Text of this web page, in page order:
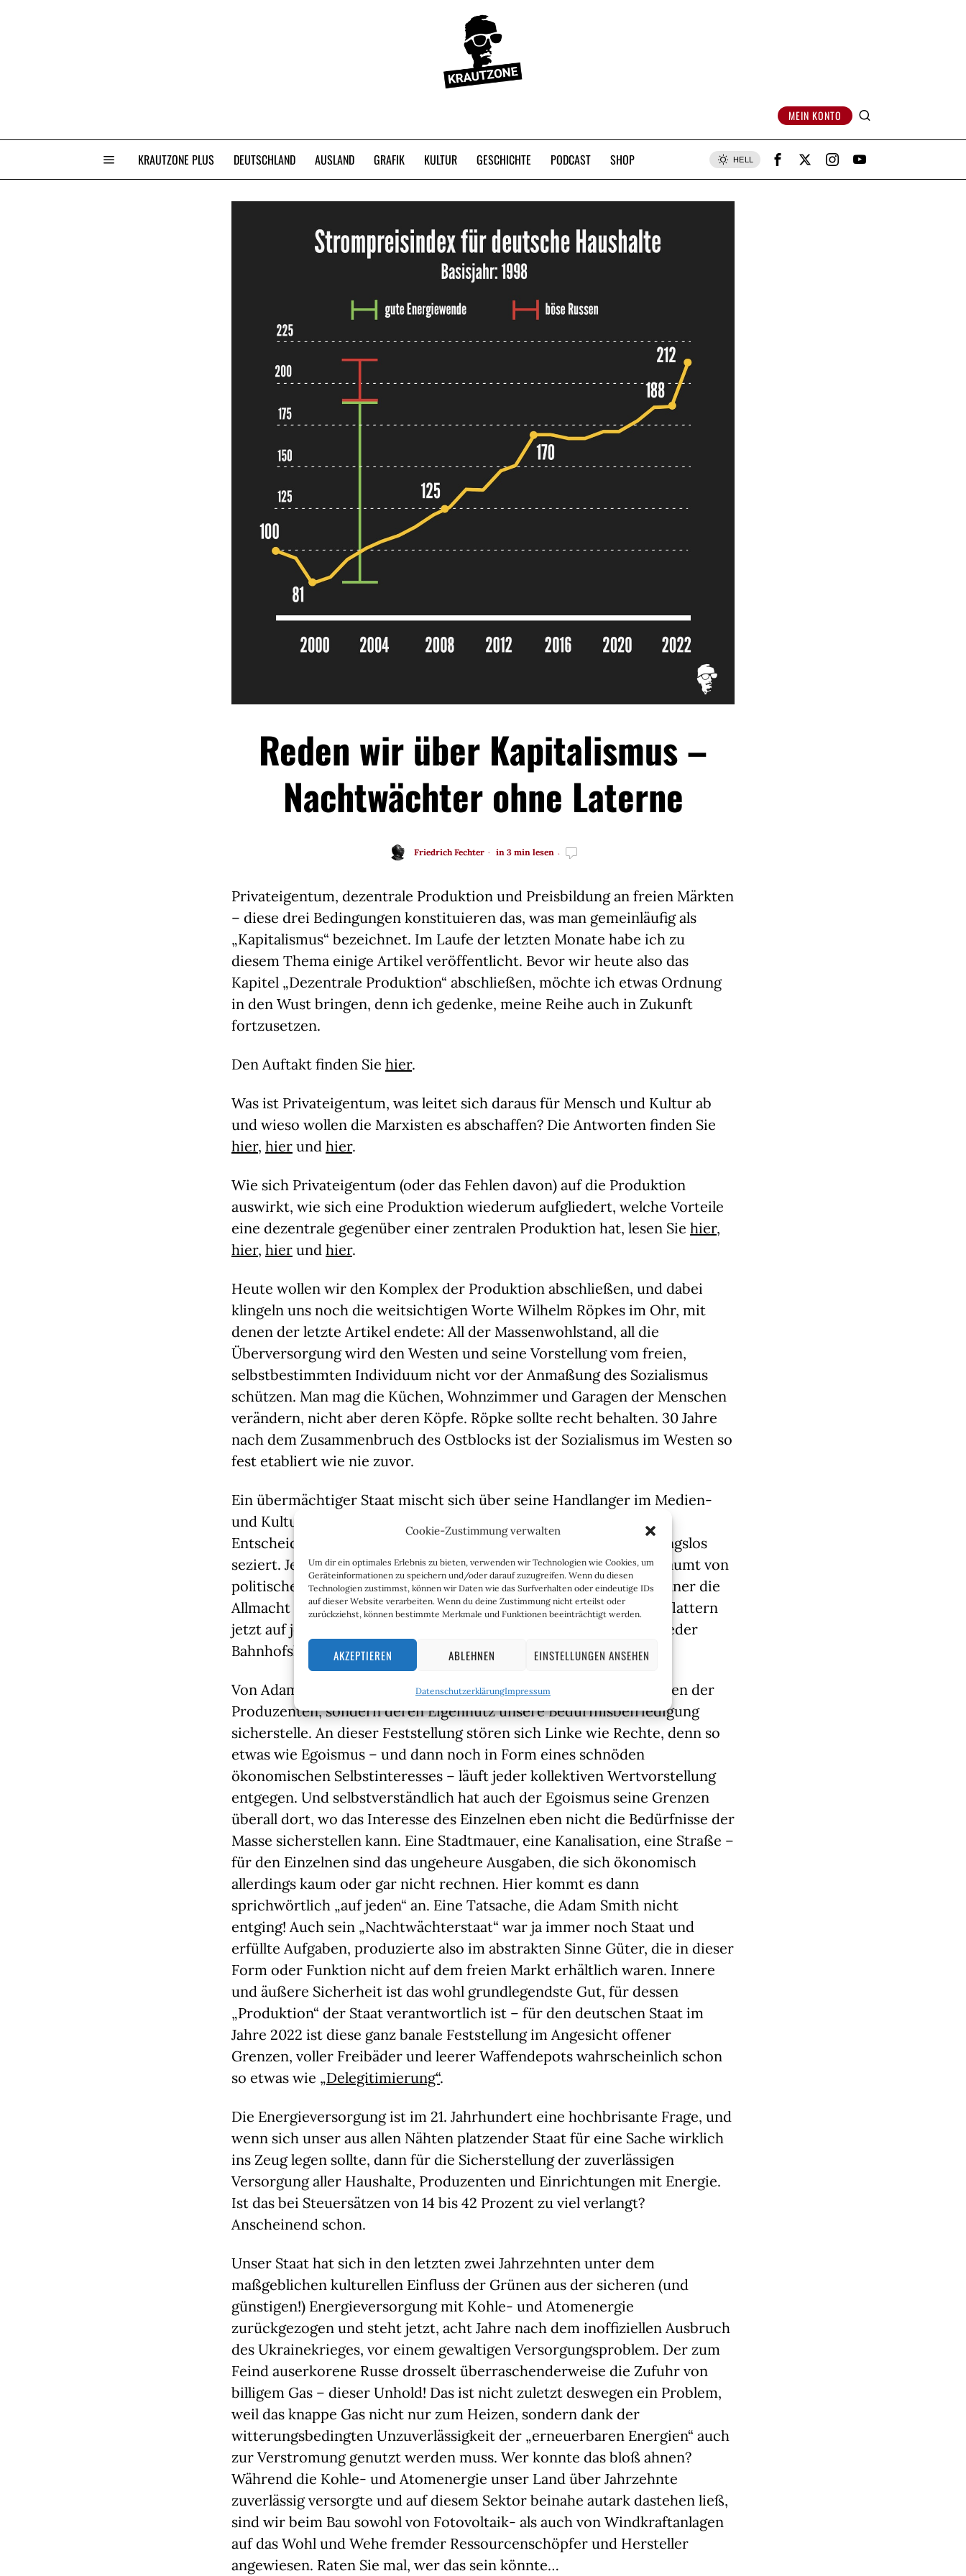
Cookie-Zustimmung verwalten
Um dir ein optimales Erlebnis zu bieten, verwenden wir Technologien wie Cookies, um
Geräteinformationen zu speichern und/oder darauf zuzugreifen. Wenn du diesen
Technologien zustimmst, können wir Daten wie das Surfverhalten oder eindeutige IDs
auf dieser Website verarbeiten. Wenn du deine Zustimmung nicht erteilst oder
zurückziehst, können bestimmte Merkmale und Funktionen beeinträchtigt werden.
AKZEPTIEREN ABLEHNEN EINSTELLUNGEN ANSEHEN
DatenschutzerklärungImpressum
MEIN KONTO
KRAUTZONE PLUS DEUTSCHLAND AUSLAND GRAFIK KULTUR GESCHICHTE PODCAST SHOP HELL
Reden wir über Kapitalismus –
Nachtwächter ohne Laterne
Friedrich Fechter in 3 min lesen
Privateigentum, dezentrale Produktion und Preisbildung an freien Märkten
– diese drei Bedingungen konstituieren das, was man gemeinläufig als
„Kapitalismus“ bezeichnet. Im Laufe der letzten Monate habe ich zu
diesem Thema einige Artikel veröffentlicht. Bevor wir heute also das
Kapitel „Dezentrale Produktion“ abschließen, möchte ich etwas Ordnung
in den Wust bringen, denn ich gedenke, meine Reihe auch in Zukunft
fortzusetzen.
Den Auftakt finden Sie hier.
Was ist Privateigentum, was leitet sich daraus für Mensch und Kultur ab
und wieso wollen die Marxisten es abschaffen? Die Antworten finden Sie
hier, hier und hier.
Wie sich Privateigentum (oder das Fehlen davon) auf die Produktion
auswirkt, wie sich eine Produktion wiederum aufgliedert, welche Vorteile
eine dezentrale gegenüber einer zentralen Produktion hat, lesen Sie hier,
hier, hier und hier.
Heute wollen wir den Komplex der Produktion abschließen, und dabei
klingeln uns noch die weitsichtigen Worte Wilhelm Röpkes im Ohr, mit
denen der letzte Artikel endete: All der Massenwohlstand, all die
Überversorgung wird den Westen und seine Vorstellung vom freien,
selbstbestimmten Individuum nicht vor der Anmaßung des Sozialismus
schützen. Man mag die Küchen, Wohnzimmer und Garagen der Menschen
verändern, nicht aber deren Köpfe. Röpke sollte recht behalten. 30 Jahre
nach dem Zusammenbruch des Ostblocks ist der Sozialismus im Westen so
fest etabliert wie nie zuvor.
Ein übermächtiger Staat mischt sich über seine Handlanger im Medien-
und Kulturbetrieb in das Privatleben jedes Einzelnen ein. Intimste
Entscheidungen werden nun öffentlich ausgebreitet und hemmungslos
seziert. Jeder noch so banale Gang zum Kiosk um die Ecke ist gesäumt von
politischen Bekundungen. Wo vor 40 oder 80 Jahren die Parteibanner die
Allmacht der politischen Elite zementierten, stehen, kleben oder flattern
jetzt auf jedem Supermarktparkplatz, auf jedem Rathausturm, in jeder
Bahnhofshalle die Regenbogenbanner.
Von Adam Smith stammt die Feststellung, dass nicht das Wohlwollen der
Produzenten, sondern deren Eigennutz unsere Bedürfnisbefriedigung
sicherstelle. An dieser Feststellung stören sich Linke wie Rechte, denn so
etwas wie Egoismus – und dann noch in Form eines schnöden
ökonomischen Selbstinteresses – läuft jeder kollektiven Wertvorstellung
entgegen. Und selbstverständlich hat auch der Egoismus seine Grenzen
überall dort, wo das Interesse des Einzelnen eben nicht die Bedürfnisse der
Masse sicherstellen kann. Eine Stadtmauer, eine Kanalisation, eine Straße –
für den Einzelnen sind das ungeheure Ausgaben, die sich ökonomisch
allerdings kaum oder gar nicht rechnen. Hier kommt es dann
sprichwörtlich „auf jeden“ an. Eine Tatsache, die Adam Smith nicht
entging! Auch sein „Nachtwächterstaat“ war ja immer noch Staat und
erfüllte Aufgaben, produzierte also im abstrakten Sinne Güter, die in dieser
Form oder Funktion nicht auf dem freien Markt erhältlich waren. Innere
und äußere Sicherheit ist das wohl grundlegendste Gut, für dessen
„Produktion“ der Staat verantwortlich ist – für den deutschen Staat im
Jahre 2022 ist diese ganz banale Feststellung im Angesicht offener
Grenzen, voller Freibäder und leerer Waffendepots wahrscheinlich schon
so etwas wie „Delegitimierung“.
Die Energieversorgung ist im 21. Jahrhundert eine hochbrisante Frage, und
wenn sich unser aus allen Nähten platzender Staat für eine Sache wirklich
ins Zeug legen sollte, dann für die Sicherstellung der zuverlässigen
Versorgung aller Haushalte, Produzenten und Einrichtungen mit Energie.
Ist das bei Steuersätzen von 14 bis 42 Prozent zu viel verlangt?
Anscheinend schon.
Unser Staat hat sich in den letzten zwei Jahrzehnten unter dem
maßgeblichen kulturellen Einfluss der Grünen aus der sicheren (und
günstigen!) Energieversorgung mit Kohle- und Atomenergie
zurückgezogen und steht jetzt, acht Jahre nach dem inoffiziellen Ausbruch
des Ukrainekrieges, vor einem gewaltigen Versorgungsproblem. Der zum
Feind auserkorene Russe drosselt überraschenderweise die Zufuhr von
billigem Gas – dieser Unhold! Das ist nicht zuletzt deswegen ein Problem,
weil das knappe Gas nicht nur zum Heizen, sondern dank der
witterungsbedingten Unzuverlässigkeit der „erneuerbaren Energien“ auch
zur Verstromung genutzt werden muss. Wer konnte das bloß ahnen?
Während die Kohle- und Atomenergie unser Land über Jahrzehnte
zuverlässig versorgte und auf diesem Sektor beinahe autark dastehen ließ,
sind wir beim Bau sowohl von Fotovoltaik- als auch von Windkraftanlagen
auf das Wohl und Wehe fremder Ressourcenschöpfer und Hersteller
angewiesen. Raten Sie mal, wer das sein könnte…